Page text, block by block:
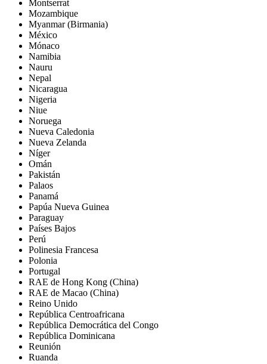
Montserrat
Mozambique
Myanmar (Birmania)
México
Mónaco
Namibia
Nauru
Nepal
Nicaragua
Nigeria
Niue
Noruega
Nueva Caledonia
Nueva Zelanda
Níger
Omán
Pakistán
Palaos
Panamá
Papúa Nueva Guinea
Paraguay
Países Bajos
Perú
Polinesia Francesa
Polonia
Portugal
RAE de Hong Kong (China)
RAE de Macao (China)
Reino Unido
República Centroafricana
República Democrática del Congo
República Dominicana
Reunión
Ruanda